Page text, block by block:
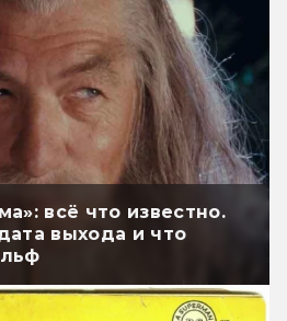
всё что известно.
выхода и что